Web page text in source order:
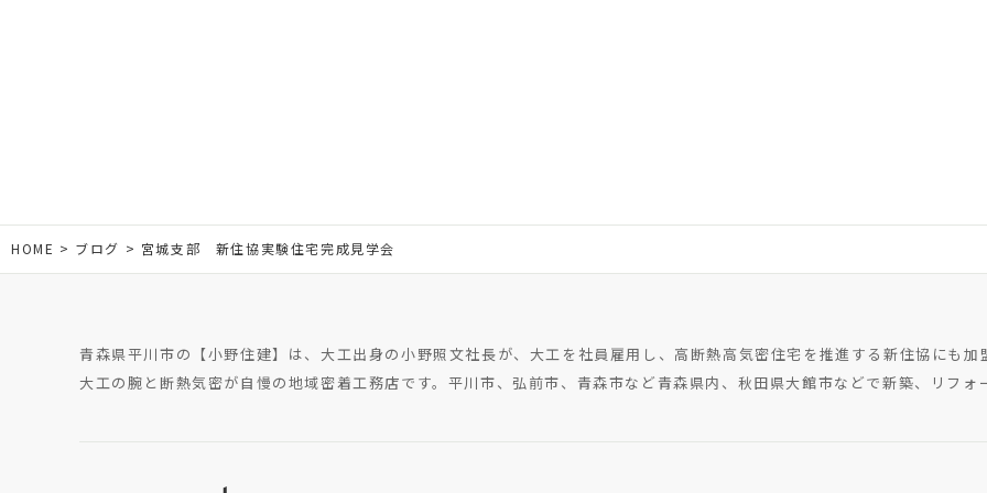
HOME ブログ 宮城支部 新住協実験住宅完成見学会
青森県平川市の【小野住建】は、大工出身の小野照文社長が、大工を社員雇用し、高断熱高気密住宅を推進する新住協にも加
大工の腕と断熱気密が自慢の地域密着工務店です。平川市、弘前市、青森市など青森県内、秋田県大館市などで新築、リフ